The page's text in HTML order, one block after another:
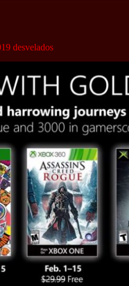
desvelados